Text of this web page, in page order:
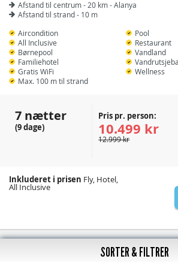
Afstand til centrum - 20 km - Alanya
Afstand til strand - 10 m
Aircondition
All Inclusive
Børnepool
Familiehotel
Gratis WiFi
Max. 100 m til strand
Pool
Restaurant
Vandland
Wellness
7 nætter
(9 dage)
Pris pr. person:
10.499 kr
12.999 kr
Inkluderet i prisen Fly, Hotel,
All Inclusive
SORTER & FILTRER